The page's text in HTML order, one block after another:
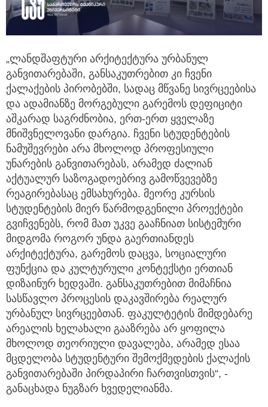
„ლანდშაფტური არქიტექტურა ურბანულ
განვითარებაში, განსაკუთრებით კი ჩვენი
ქალაქების პირობებში, სადაც მწვანე სივრცეებისა
და ადამიანზე მორგებული გარემოს დეფიციტი
აშკარად საგრძნობია, ერთ-ერთ ყველაზე
მნიშვნელოვანი დარგია. ჩვენი სტუდენტების
ნამუშევრები არა მხოლოდ პროფესიული
უნარების განვითარებას, არამედ ძალიან
აქტუალურ საზოგადოებრივ გამოწვევებზე
რეაგირებასაც ემსახურება. მეორე კურსის
სტუდენტების მიერ წარმოდგენილი პროექტები
გვიჩვენებს, რომ მათ უკვე გააჩნიათ სისტემური
მიდგომა როგორ უნდა გაერთიანდეს
არქიტექტურა, გარემოს დაცვა, სოციალური
ფუნქცია და კულტურული კონტექსტი ერთიან
დიზაინურ ხედვაში. განსაკუთრებით მიმაჩნია
სასწავლო პროცესის დაკავშირება რეალურ
ურბანულ სივრცეებთან. ფაკულტეტის მიმდებარე
არეალის ხელახალი გააზრება არ ყოფილა
მხოლოდ თეორიული დავალება, არამედ ესაა
მცდელობა სტუდენტური შემოქმედების ქალაქის
განვითარებაში პირდაპირი ჩართვისთვის“, -
განაცხადა ნუგზარ ხვედელიანმა.